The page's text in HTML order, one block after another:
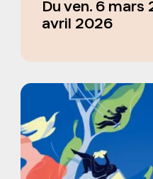
Du ven. 6 mars
avril 2026